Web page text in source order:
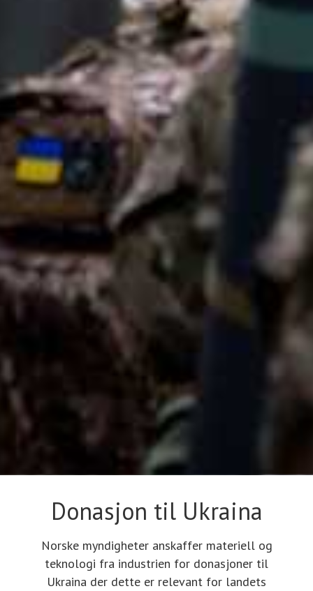
Donasjon til Ukraina
Norske myndigheter anskaffer materiell og
teknologi fra industrien for donasjoner til
Ukraina der dette er relevant for landets